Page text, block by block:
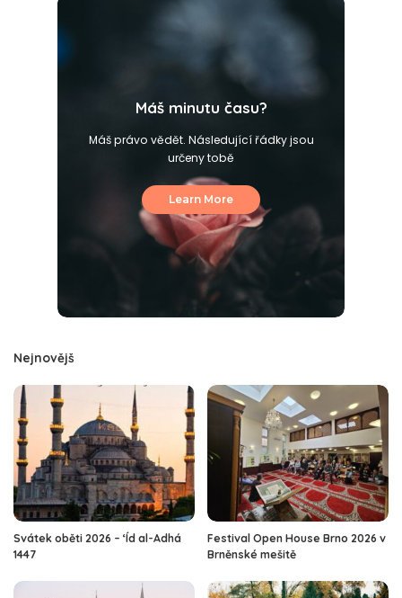
Máš minutu času?
Máš právo vědět. Následující řádky jsou
určeny tobě
Learn More
Nejnovějš
Svátek oběti 2026 – ‘Íd al-Adhá
1447
Festival Open House Brno 2026 v
Brněnské mešitě